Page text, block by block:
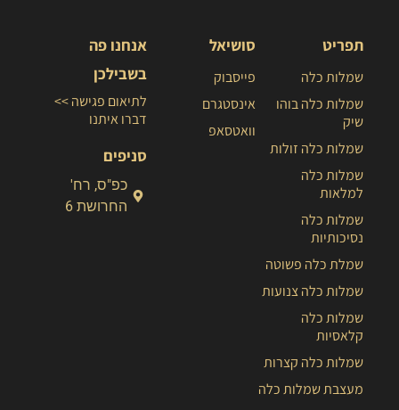
תפריט
שמלות כלה
שמלות כלה בוהו
שיק
שמלות כלה זולות
שמלות כלה
למלאות
שמלות כלה
נסיכותיות
שמלת כלה פשוטה
שמלות כלה צנועות
שמלות כלה
קלאסיות
שמלות כלה קצרות
מעצבת שמלות כלה
סושיאל
פייסבוק
אינסטגרם
וואטסאפ
אנחנו פה
בשבילכן
לתיאום פגישה >>
דברו איתנו
סניפים
כפ"ס, רח'
החרושת 6